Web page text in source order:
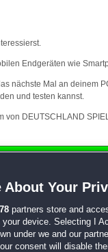
Endgeräten wie
nächste Mal an deinem
und testen kannst.
von DEUTSCHLAND
About Your
partners store and
your device. Selecting I
under we and our
consent will disable